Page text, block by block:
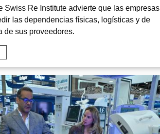
Swiss Re Institute advierte que las empresas
las dependencias físicas, logísticas y de
de sus proveedores.